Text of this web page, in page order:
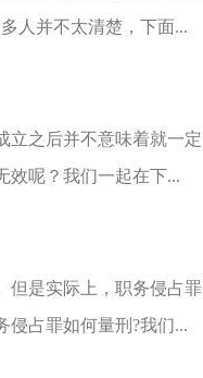
人并不太清楚，下面...
立之后并不意味着就一定
效呢？我们一起在下...
但是实际上，职务侵占罪
侵占罪如何量刑?我们...